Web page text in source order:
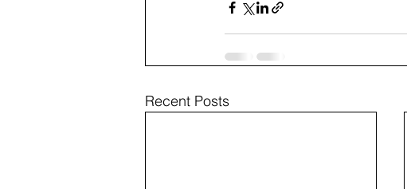
Recent Posts